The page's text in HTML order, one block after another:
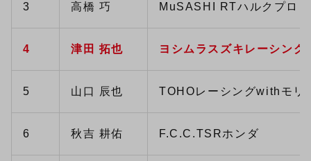
3 高橋 巧 MuSASHI RTハルクプロ
4 津田 拓也 ヨシムラスズキレーシング
5 山口 辰也 TOHOレーシングwithモリ
6 秋吉 耕佑 F.C.C.TSRホンダ